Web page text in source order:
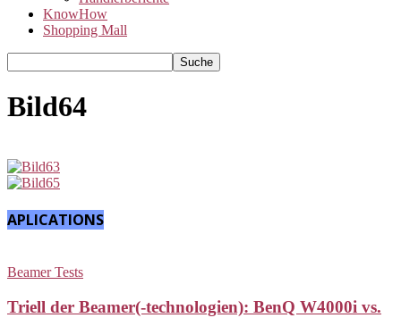
KnowHow
Shopping Mall
Bild64
APLICATIONS
Beamer Tests
Triell der Beamer(-technologien): BenQ W4000i vs.